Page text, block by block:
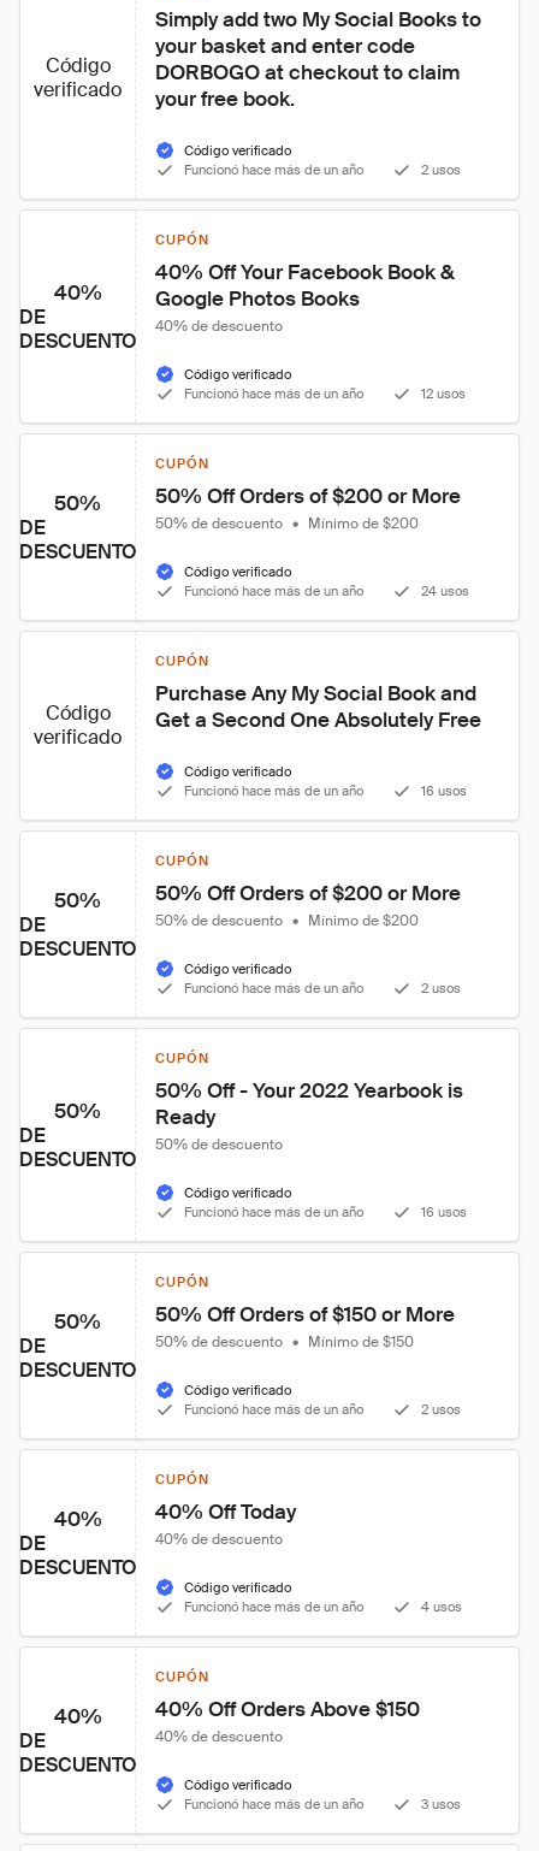
Código
verificado
Simply add two My Social Books to
your basket and enter code
DORBOGO at checkout to claim
your free book.
Código verificado
Funcionó hace más de un año
2 usos
40%
DE
DESCUENTO
CUPÓN
40% Off Your Facebook Book &
Google Photos Books
40% de descuento
Código verificado
Funcionó hace más de un año
12 usos
50%
DE
DESCUENTO
CUPÓN
50% Off Orders of $200 or More
50% de descuento • Mínimo de $200
Código verificado
Funcionó hace más de un año
24 usos
Código
verificado
CUPÓN
Purchase Any My Social Book and
Get a Second One Absolutely Free
Código verificado
Funcionó hace más de un año
16 usos
50%
DE
DESCUENTO
CUPÓN
50% Off Orders of $200 or More
50% de descuento • Mínimo de $200
Código verificado
Funcionó hace más de un año
2 usos
50%
DE
DESCUENTO
CUPÓN
50% Off - Your 2022 Yearbook is
Ready
50% de descuento
Código verificado
Funcionó hace más de un año
16 usos
50%
DE
DESCUENTO
CUPÓN
50% Off Orders of $150 or More
50% de descuento • Mínimo de $150
Código verificado
Funcionó hace más de un año
2 usos
40%
DE
DESCUENTO
CUPÓN
40% Off Today
40% de descuento
Código verificado
Funcionó hace más de un año
4 usos
40%
DE
DESCUENTO
CUPÓN
40% Off Orders Above $150
40% de descuento
Código verificado
Funcionó hace más de un año
3 usos